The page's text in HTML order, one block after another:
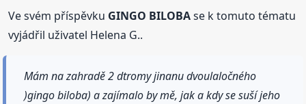
Ve svém příspěvku GINGO BILOBAse k tomuto tématu
vyjádřil uživatel Helena G..
Mám na zahradě 2 dtromy jinanu dvoulaločného
)gingo biloba) a zajímalo by mě, jak a kdy se suší jeho